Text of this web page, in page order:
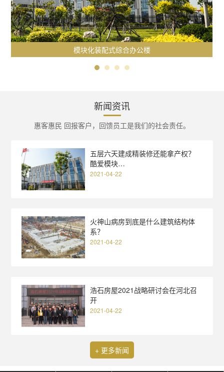
模块化装配式综合办公楼
新闻资讯
惠客惠民 回报客户，回馈员工是我们的社会责任。
五层六天建成精装修还能拿产权？
酷爱模块…
2021-04-22
火神山病房到底是什么建筑结构体
系？
2021-04-22
浩石房屋2021战略研讨会在河北召
开
2021-04-22
+ 更多新闻